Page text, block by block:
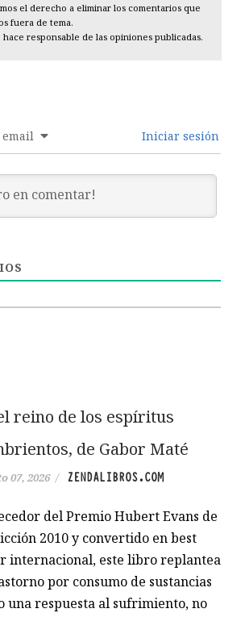
el derecho a eliminar los comentarios que
fuera de tema.
hace responsable de las opiniones publicadas.
Iniciar sesión
reino de los espíritus
de Gabor Maté
07, 2026 / ZENDALIBROS.COM
del Premio Hubert Evans de
2010 y convertido en best
internacional, este libro replantea
por consumo de sustancias
una respuesta al sufrimiento, no